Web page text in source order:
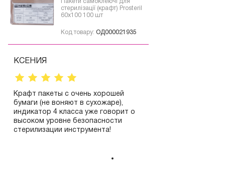
Пакети самоклеючі для
стерилізації (крафт) Prosteril
60х100 100 шт
Код товару: ОД000021935
КСЕНИЯ
Крафт пакеты с очень хорошей
бумаги (не воняют в сухожаре),
индикатор 4 класса уже говорит о
высоком уровне безопасности
стерилизации инструмента!